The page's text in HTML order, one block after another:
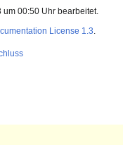
um 00:50 Uhr bearbeitet.
License 1.3.